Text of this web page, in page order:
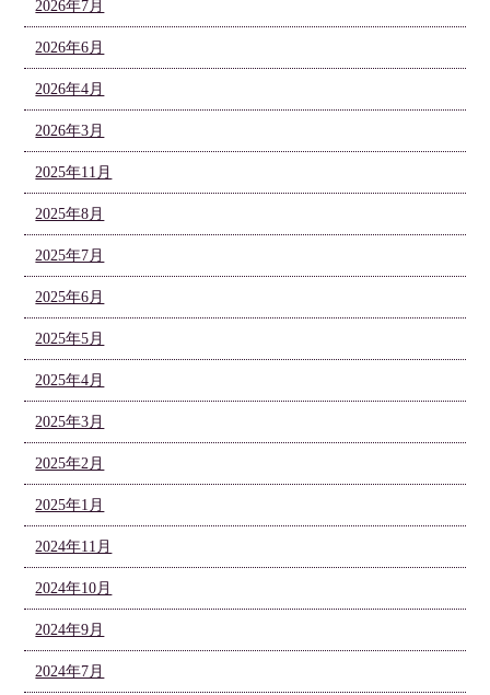
2026年7月
2026年6月
2026年4月
2026年3月
2025年11月
2025年8月
2025年7月
2025年6月
2025年5月
2025年4月
2025年3月
2025年2月
2025年1月
2024年11月
2024年10月
2024年9月
2024年7月